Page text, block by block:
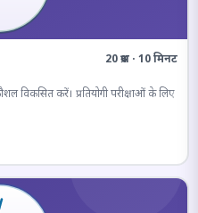
20 प्रश्न · 10 मिनट
विकसित करें। प्रतियोगी परीक्षाओं के लिए